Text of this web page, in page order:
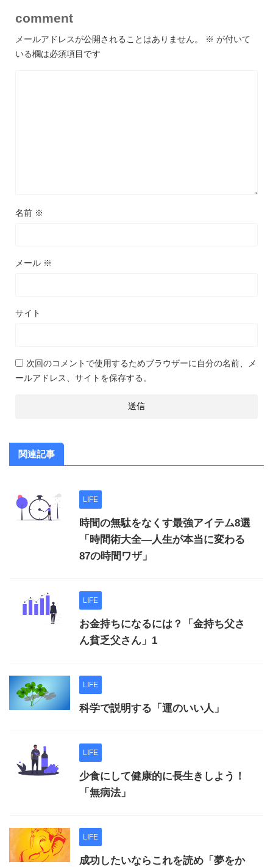
comment
メールアドレスが公開されることはありません。 ※ が付いて
いる欄は必須項目です
名前 ※
メール ※
サイト
次回のコメントで使用するためブラウザーに自分の名前、メ
ールアドレス、サイトを保存する。
関連記事
LIFE
時間の無駄をなくす最強アイテム8選
「時間術大全―人生が本当に変わる
87の時間ワザ」
LIFE
お金持ちになるには？「金持ち父さ
ん貧乏父さん」1
LIFE
科学で説明する「運のいい人」
LIFE
少食にして健康的に長生きしよう！
「無病法」
LIFE
成功したいならこれを読め「夢をか